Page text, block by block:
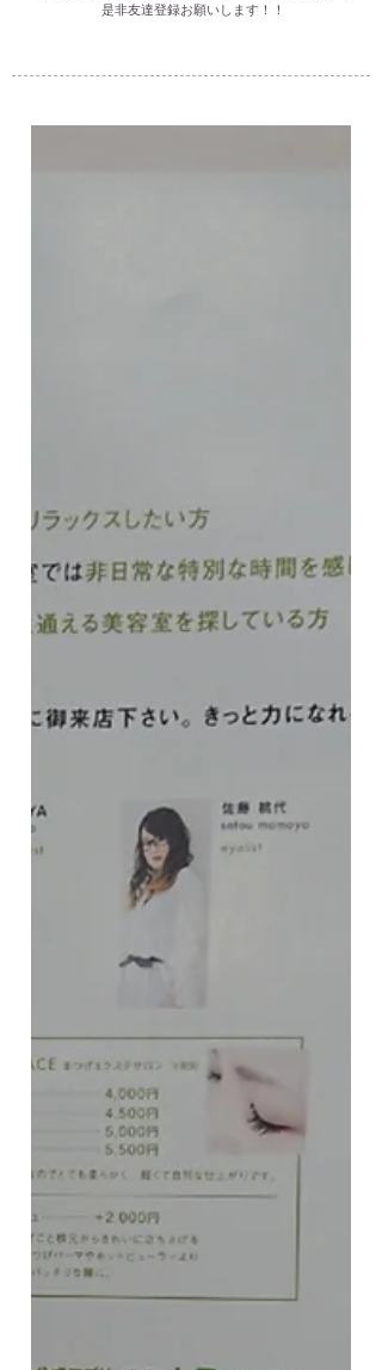
是非友達登録お願いします！！